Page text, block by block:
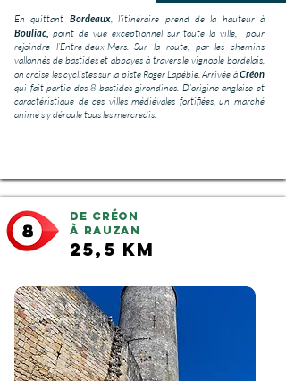
En quittant Bordeaux, l’itinéraire prend de la hauteur à
Bouliac, point de vue exceptionnel sur toute la ville, pour
rejoindre l’Entre-deux-Mers. Sur la route, par les chemins
vallonnés de bastides et abbayes à travers le vignoble bordelais,
on croise les cyclistes sur la piste Roger Lapébie. Arrivée àCréon
qui fait partie des 8 bastides girondines. D’origine anglaise et
caractéristique de ces villes médiévales fortifiées, un marché
animé s’y déroule tous les mercredis.
De Créon
à Rauzan
25,5 km